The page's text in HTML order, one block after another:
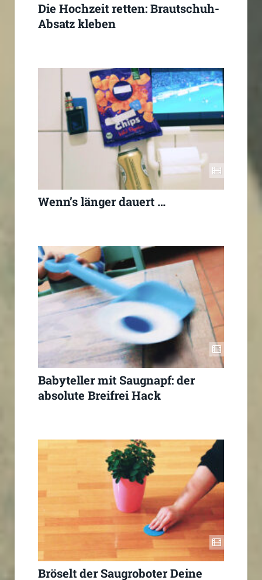
Die Hochzeit retten: Brautschuh-
Absatz kleben
Wenn’s länger dauert …
Babyteller mit Saugnapf: der
absolute Breifrei Hack
Bröselt der Saugroboter Deine